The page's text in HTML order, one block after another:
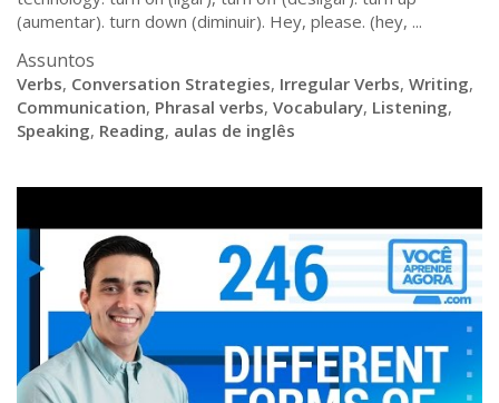
(aumentar). turn down (diminuir). Hey, please. (hey, ...
Assuntos
Verbs, Conversation Strategies, Irregular Verbs, Writing,
Communication, Phrasal verbs, Vocabulary, Listening,
Speaking, Reading, aulas de inglês